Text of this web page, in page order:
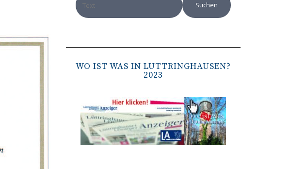
WO IST WAS IN LÜTTRINGHAUSEN?
2023